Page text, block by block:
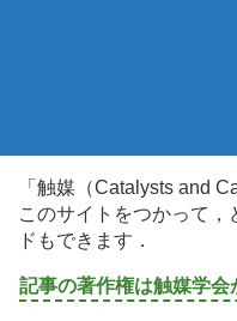
「触媒（Catalysts and
このサイトをつかって
ドもできます．
記事の著作権は触媒学会